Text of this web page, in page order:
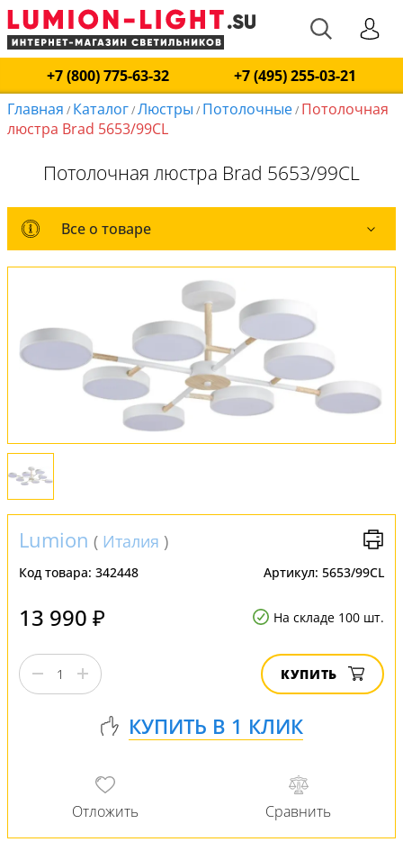
+7 (800) 775-63-32
+7 (495) 255-03-21
Главная / Каталог/Люстры / Потолочные/ Потолочная
люстра Brad 5653/99CL
Потолочная люстра Brad 5653/99CL
Все о товаре
Все о товаре
Комплект лампочек
Вся коллекция
Оплата и доставка
Обмен и возврат
FAQ
Отзывы
Lumion ( Италия )
Код товара: 342448 Артикул: 5653/99CL
13 990 ₽ На складе 100 шт.
КУПИТЬ